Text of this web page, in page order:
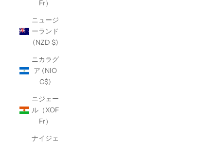
Fr）
ニュージ
ーランド
(NZD $)
ニカラグ
ア (NIO
C$)
ニジェー
ル（XOF
Fr）
ナイジェ